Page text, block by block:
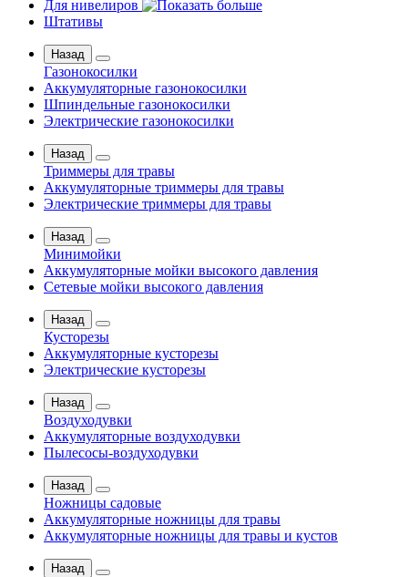
Для нивелиров
Штативы
Назад
Газонокосилки
Аккумуляторные газонокосилки
Шпиндельные газонокосилки
Электрические газонокосилки
Назад
Триммеры для травы
Аккумуляторные триммеры для травы
Электрические триммеры для травы
Назад
Минимойки
Аккумуляторные мойки высокого давления
Сетевые мойки высокого давления
Назад
Кусторезы
Аккумуляторные кусторезы
Электрические кусторезы
Назад
Воздуходувки
Аккумуляторные воздуходувки
Пылесосы-воздуходувки
Назад
Ножницы садовые
Аккумуляторные ножницы для травы
Аккумуляторные ножницы для травы и кустов
Назад